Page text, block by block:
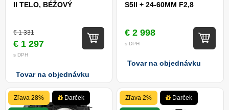
II TELO, BÉŽOVÝ
€ 1 331
€ 1 297
s DPH
Tovar na objednávku
S5II + 24-60MM F2,8
€ 2 998
s DPH
Tovar na objednávku
Zľava 28% Darček Zľava 2% Darček